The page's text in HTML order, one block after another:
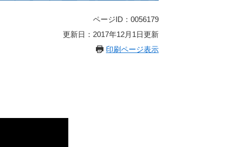
ページID：0056179
更新日：2017年12月1日更新
印刷ページ表示